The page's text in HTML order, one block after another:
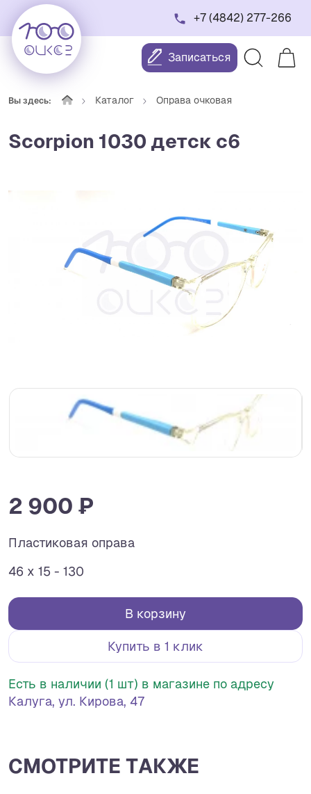
+7 (4842) 277-266
Записаться
Вы здесь: Каталог Оправа очковая
Scorpion 1030 детск с6
2 900 ₽
Пластиковая оправа
46 x 15 - 130
В корзину
Купить в 1 клик
Есть в наличии (1 шт) в магазине по адресу
Калуга, ул. Кирова, 47
СМОТРИТЕ ТАКЖЕ